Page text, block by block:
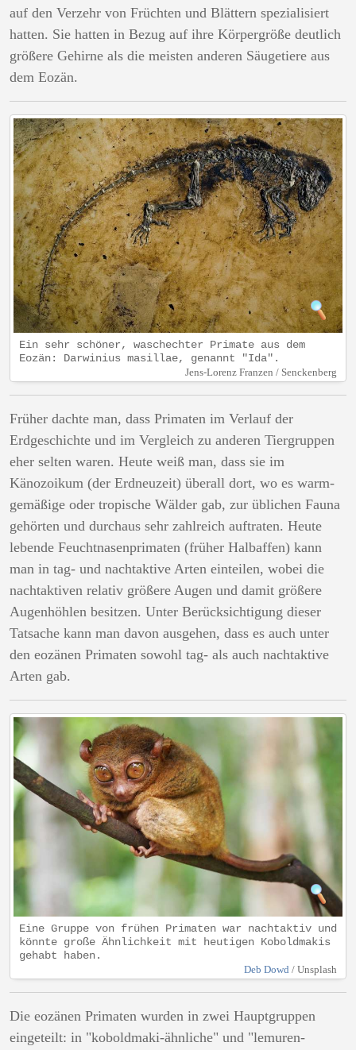
auf den Verzehr von Früchten und Blättern spezialisiert
hatten. Sie hatten in Bezug auf ihre Körpergröße deutlich
größere Gehirne als die meisten anderen Säugetiere aus
dem Eozän.
Ein sehr schöner, waschechter Primate aus dem
Eozän: Darwinius masillae, genannt "Ida".
Jens-Lorenz Franzen / Senckenberg
Früher dachte man, dass Primaten im Verlauf der
Erdgeschichte und im Vergleich zu anderen Tiergruppen
eher selten waren. Heute weiß man, dass sie im
Känozoikum (der Erdneuzeit) überall dort, wo es warm-
gemäßige oder tropische Wälder gab, zur üblichen Fauna
gehörten und durchaus sehr zahlreich auftraten. Heute
lebende Feuchtnasenprimaten (früher Halbaffen) kann
man in tag- und nachtaktive Arten einteilen, wobei die
nachtaktiven relativ größere Augen und damit größere
Augenhöhlen besitzen. Unter Berücksichtigung dieser
Tatsache kann man davon ausgehen, dass es auch unter
den eozänen Primaten sowohl tag- als auch nachtaktive
Arten gab.
Eine Gruppe von frühen Primaten war nachtaktiv und
könnte große Ähnlichkeit mit heutigen Koboldmakis
gehabt haben.
Deb Dowd / Unsplash
Die eozänen Primaten wurden in zwei Hauptgruppen
eingeteilt: in "koboldmaki-ähnliche" und "lemuren-